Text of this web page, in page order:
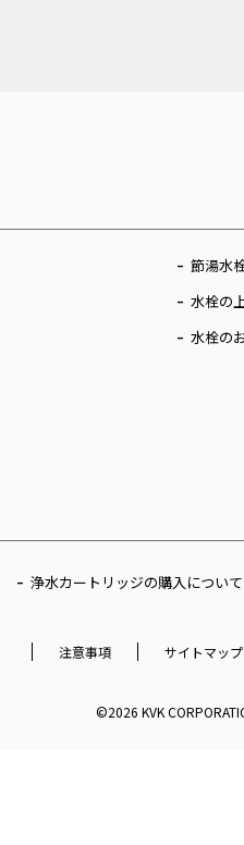
節湯水
水栓の
水栓の
浄水カートリッジの購入について
注意事項 サイトマップ
©2026 KVK